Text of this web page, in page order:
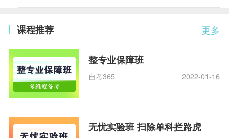
更多
课程推荐
整专业保障班
自考365 2022-01-16
无忧实验班 扫除单科拦路虎